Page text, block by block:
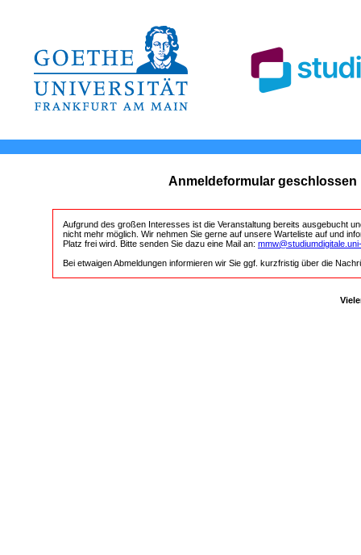
Anmeldeformular geschlossen
Aufgrund des großen Interesses ist die Veranstaltung bereits ausgebucht
nicht mehr möglich. Wir nehmen Sie gerne auf unsere Warteliste auf und
Platz frei wird. Bitte senden Sie dazu eine Mail an:
Bei etwaigen Abmeldungen informieren wir Sie ggf. kurzfristig über die